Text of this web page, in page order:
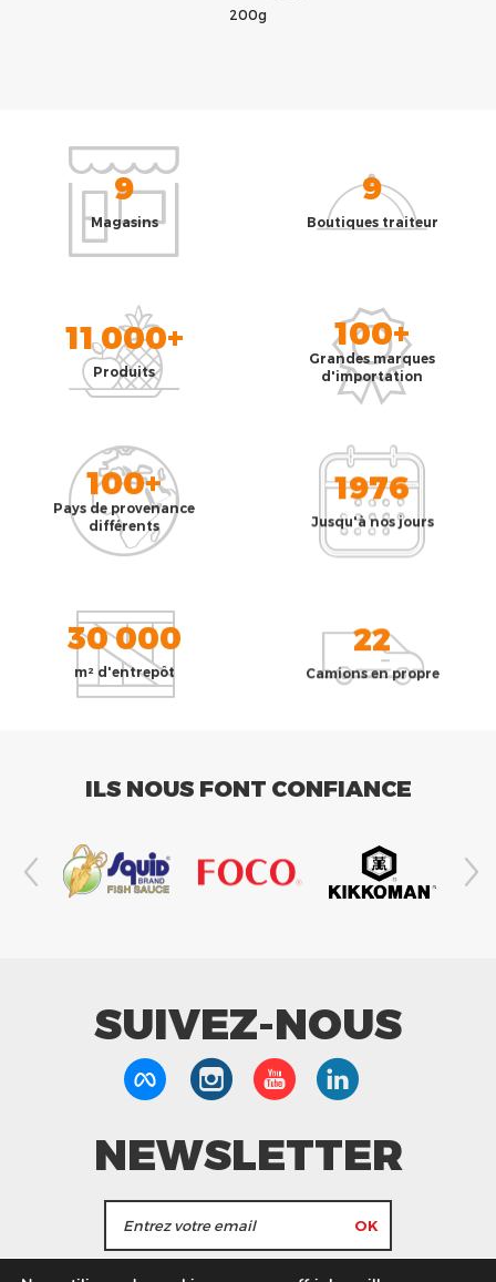
200g
9
Magasins
9
Boutiques traiteur
11 000+
Produits
100+
Grandes marques
d'importation
100+
Pays de provenance
différents
1976
Jusqu'à nos jours
30 000
m² d'entrepôt
22
Camions en propre
ILS NOUS FONT CONFIANCE
SUIVEZ-NOUS
NEWSLETTER
J'accepte de recevoir les actualités et les